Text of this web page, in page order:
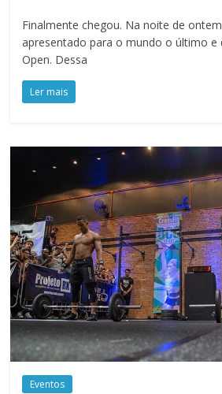
Finalmente chegou. Na noite de
apresentado para o mundo o último e
Open. Dessa
Ler mais
Eventos